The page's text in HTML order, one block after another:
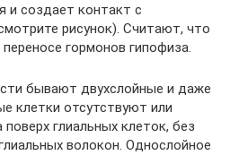
и создает контакт с
рисунок). Считают, что
гормонов гипофиза.
бывают двухслойные и даже
клетки отсутствуют или
глиальных клеток, без
волокон. Однослойное